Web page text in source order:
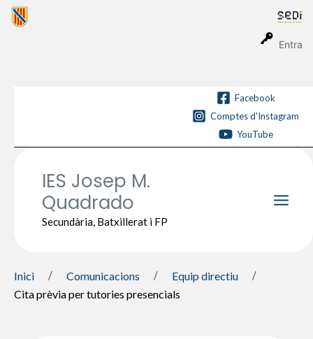
Entra
Vés
Facebook
Comptes d'Instagram
YouTube
IES Josep M.
Quadrado
Secundària, Batxillerat i FP
Inici Comunicacions
Equip directiu
Cita prèvia per tutories presencials